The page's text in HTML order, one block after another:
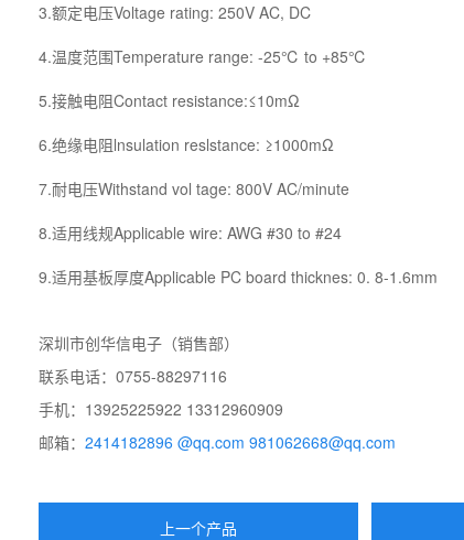
3.额定电压Voltage rating: 250V AC, DC
4.温度范围Temperature range: -25℃ to +85℃
5.接触电阻Contact resistance:≤10mΩ
6.绝缘电阻lnsulation reslstance: ≥1000mΩ
7.耐电压Withstand vol tage: 800V AC/minute
8.适用线规Applicable wire: AWG #30 to #24
9.适用基板厚度Applicable PC board thicknes: 0. 8-1.6mm
深圳市创华信电子（销售部）
联系电话：0755-88297116
手机：13925225922 13312960909
邮箱：2414182896 @qq.com 981062668@qq.com
上一个产品